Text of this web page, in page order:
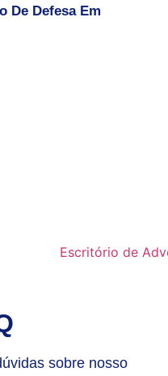
De Defesa Em
sobre nosso